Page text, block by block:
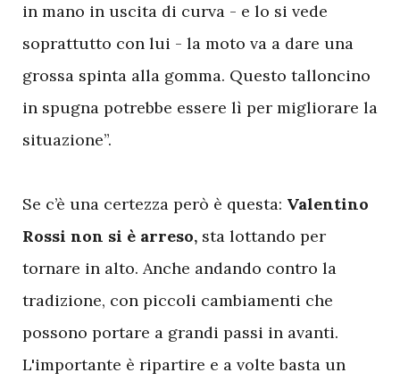
in mano in uscita di curva - e lo si vede
soprattutto con lui - la moto va a dare una
grossa spinta alla gomma. Questo talloncino
in spugna potrebbe essere lì per migliorare la
situazione”.
Se c’è una certezza però è questa: Valentino
Rossi non si è arreso, sta lottando per
tornare in alto. Anche andando contro la
tradizione, con piccoli cambiamenti che
possono portare a grandi passi in avanti.
L'importante è ripartire e a volte basta un